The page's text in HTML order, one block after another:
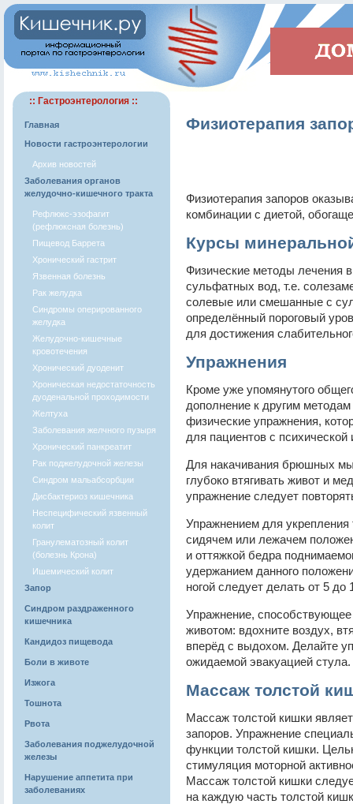
:: Гастроэнтерология ::
Главная
Новости гастроэнтерологии
Архив новостей
Заболевания органов
желудочно-кишечного тракта
Рефлюкс-эзофагит
(рефлюксная болезнь)
Пищевод Баррета
Хронический гастрит
Язвенная болезнь
Рак желудка
Синдромы оперированного
желудка
Желудочно-кишечные
кровотечения
Хронический дуоденит
Хроническая недостаточность
дуоденальной проходимости
Желтуха
Заболевания желчного пузыря
Хронический панкреатит
Рак поджелудочной железы
Синдром мальабсорбции
Дисбактериоз кишечника
Неспецифический язвенный
колит
Гранулематозный колит
(болезнь Крона)
Ишемический колит
Запор
Синдром раздраженного
кишечника
Кандидоз пищевода
Боли в животе
Изжога
Тошнота
Рвота
Заболевания поджелудочной
железы
Нарушение аппетита при
заболеваниях
Физиотерапия
Физиотерапия запоров
комбинации с диетой,
Курсы
Физические методы лечения
сульфатных вод, т.е.
солевые или смешанные с
определённый пороговый
для достижения
Упражнения
Кроме уже упомянутого
дополнение к другим
физические упражнения,
для пациентов с психической
Для накачивания брюшных
глубоко втягивать живот и
упражнение следует
Упражнением для укрепления
сидячем или лежачем
и оттяжкой бедра
удержанием данного
ногой следует делать от 5 до
Упражнение,
животом: вдохните воздух,
вперёд с выдохом. Делайте
ожидаемой эвакуацией стула.
Массаж толстой
Массаж толстой кишки
запоров. Упражнение
функции толстой кишки.
стимуляция моторной
Массаж толстой кишки
на каждую часть толстой